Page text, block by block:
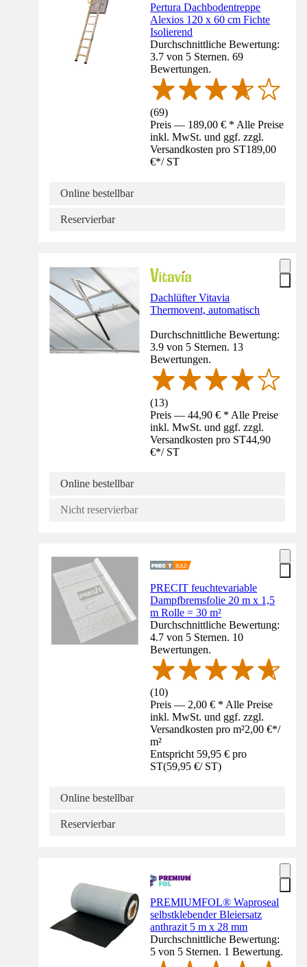
Pertura Dachbodentreppe
Alexios 120 x 60 cm Fichte
Isolierend
Durchschnittliche Bewertung:
3.7 von 5 Sternen. 69
Bewertungen.
(69)
Preis — 189,00 € * Alle Preise
inkl. MwSt. und ggf. zzgl.
Versandkosten pro ST189,00
€*/ ST
Online bestellbar
Reservierbar
Dachlüfter Vitavia
Thermovent, automatisch
Durchschnittliche Bewertung:
3.9 von 5 Sternen. 13
Bewertungen.
(13)
Preis — 44,90 € * Alle Preise
inkl. MwSt. und ggf. zzgl.
Versandkosten pro ST44,90
€*/ ST
Online bestellbar
Nicht reservierbar
PRECIT feuchtevariable
Dampfbremsfolie 20 m x 1,5
m Rolle = 30 m²
Durchschnittliche Bewertung:
4.7 von 5 Sternen. 10
Bewertungen.
(10)
Preis — 2,00 € * Alle Preise
inkl. MwSt. und ggf. zzgl.
Versandkosten pro m²2,00 €*/
m²
Entspricht 59,95 € pro
ST(59,95 €/ ST)
Online bestellbar
Reservierbar
PREMIUMFOL® Waproseal
selbstklebender Bleiersatz
anthrazit 5 m x 28 mm
Durchschnittliche Bewertung:
5 von 5 Sternen. 1 Bewertung.